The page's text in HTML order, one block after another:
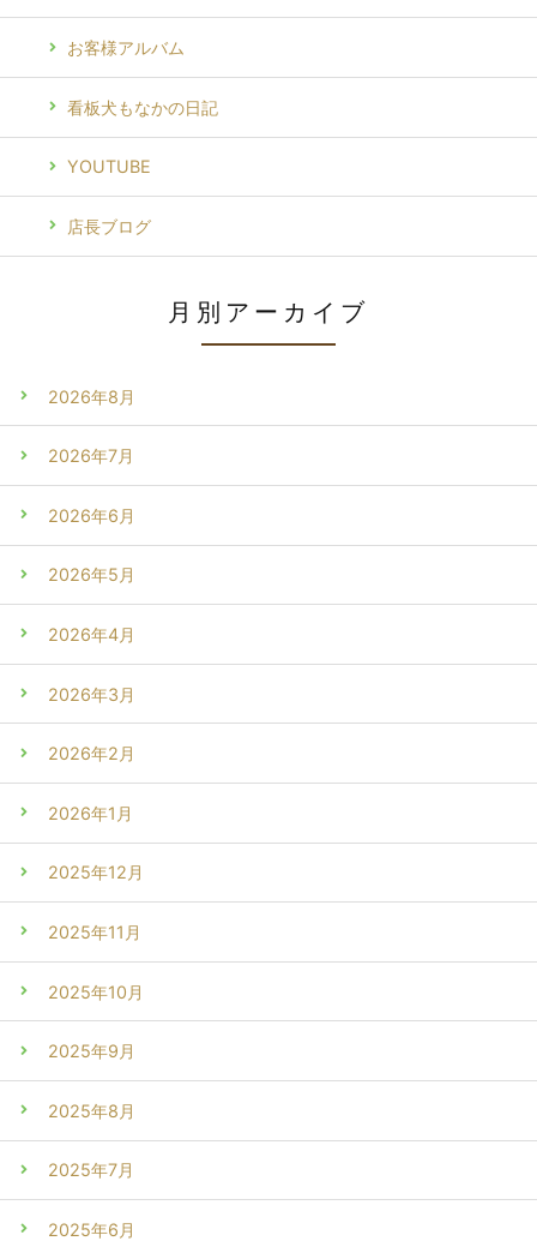
お客様アルバム
看板犬もなかの日記
YOUTUBE
店長ブログ
月別アーカイブ
2026年8月
2026年7月
2026年6月
2026年5月
2026年4月
2026年3月
2026年2月
2026年1月
2025年12月
2025年11月
2025年10月
2025年9月
2025年8月
2025年7月
2025年6月